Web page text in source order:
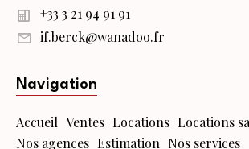
+33 3 21 94 91 91
if.berck@wanadoo.fr
Navigation
Accueil Ventes Locations Locations
Nos agences Estimation Nos services